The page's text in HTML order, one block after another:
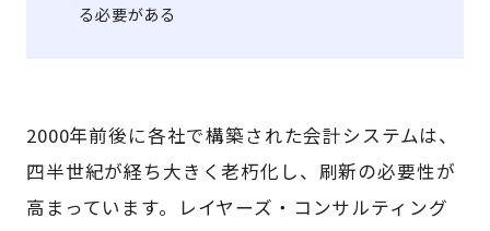
る必要がある
2000年前後に各社で構築された会計システムは、
四半世紀が経ち大きく老朽化し、刷新の必要性が
高まっています。レイヤーズ・コンサルティング